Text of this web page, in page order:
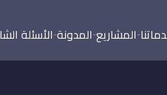
المشاريع المدونة الأسئلة